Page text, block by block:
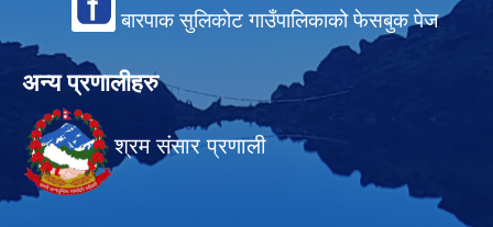
बारपाक सुलिकोट गाउँपालिकाको फेसबुक पेज
अन्य प्रणालीहरु
श्रम संसार प्रणाली